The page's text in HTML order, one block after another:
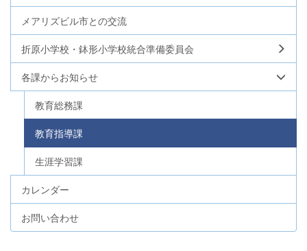
メアリズビル市との交流
折原小学校・鉢形小学校統合準備委員会
各課からお知らせ
教育総務課
教育指導課
生涯学習課
カレンダー
お問い合わせ